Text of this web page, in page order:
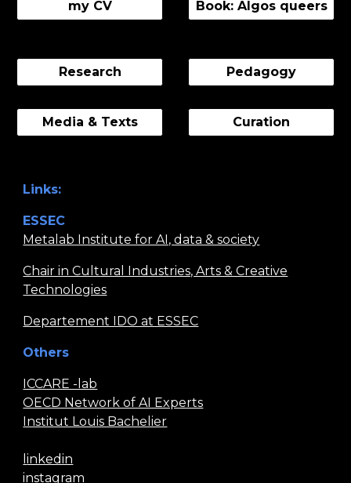
my CV Book: Algos queers
Research
Media & Texts
Pedagogy
Curation
Links:
ESSEC
Metalab Institute for AI, data & society
Chair in Cultural Industries, Arts & Creative
Technologies
Departement IDO at ESSEC
Others
ICCARE -lab
OECD Network of AI Experts
Institut Louis Bachelier
linkedin
instagram